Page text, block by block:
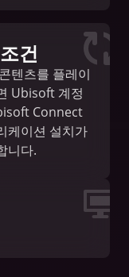
건
텐츠를 플레이
Ubisoft 계정
Connect
케이션 설치가
니다.